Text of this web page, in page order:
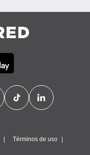
Términos de uso